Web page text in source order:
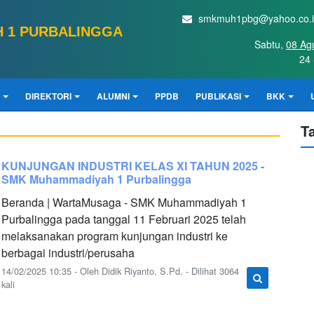
1 PURBALINGGA
Sabtu, 08
24
DIREKTORI ALUMNI PPDB PUBLIKASI BKK
KUNJUNGAN INDUSTRI KELAS XI TAHUN 2025 -
SMK Muhammadiyah 1 Purbalingga
Beranda | WartaMusaga - SMK Muhammadiyah 1
Purbalingga pada tanggal 11 Februari 2025 telah
melaksanakan program kunjungan industri ke
berbagai industri/perusaha
14/02/2025 10:35 - Oleh Didik Riyanto, S.Pd. - Dilihat 3064
kali